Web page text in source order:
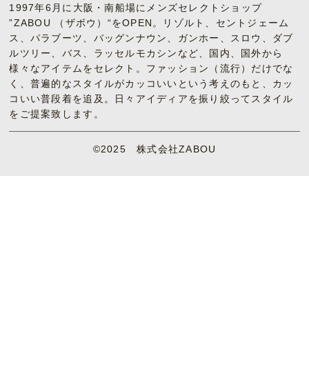
1997年6月に大阪・南船場にメンズセレクトショップ
”ZABOU （ザボウ）“をOPEN。リゾルト、セントジェーム
ス、パラブーツ、バッグンナウン、ガンホー、スロウ、ダブ
ルツリー、バス、ラッセルモカシンなど、国内、国外から
様々なアイテムをセレクト。ファッション（流行）だけでな
く、普遍的なスタイルがカッコいいという考えのもと、カッ
コいい普段着を追及。日々アイディアを振り絞ってスタイル
をご提案致します。
©2025 株式会社ZABOU